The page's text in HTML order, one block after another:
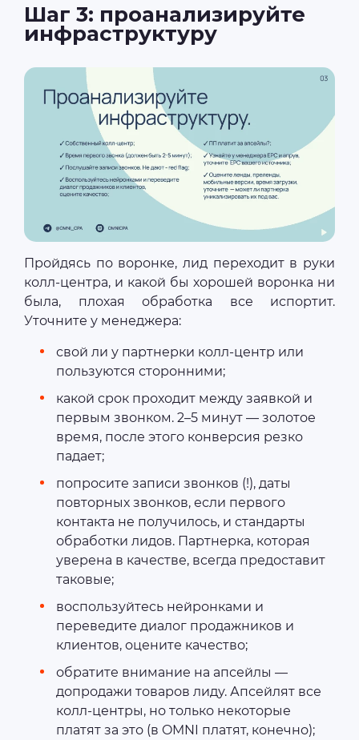
Шаг 3: проанализируйте
инфраструктуру
Пройдясь по воронке, лид переходит в руки
колл-центра, и какой бы хорошей воронка ни
была, плохая обработка все испортит.
Уточните у менеджера:
свой ли у партнерки колл-центр или
пользуются сторонними;
какой срок проходит между заявкой и
первым звонком. 2–5 минут — золотое
время, после этого конверсия резко
падает;
попросите записи звонков (!), даты
повторных звонков, если первого
контакта не получилось, и стандарты
обработки лидов. Партнерка, которая
уверена в качестве, всегда предоставит
таковые;
воспользуйтесь нейронками и
переведите диалог продажников и
клиентов, оцените качество;
обратите внимание на апсейлы —
допродажи товаров лиду. Апсейлят все
колл-центры, но только некоторые
платят за это (в OMNI платят, конечно);